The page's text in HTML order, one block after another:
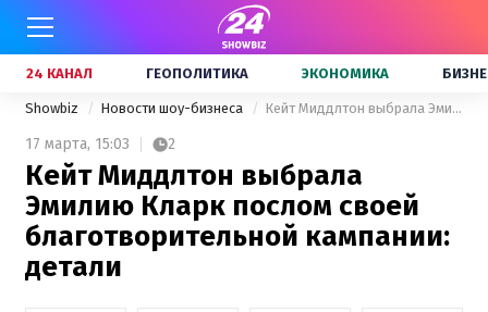
24 КАНАЛ ГЕОПОЛИТИКА ЭКОНОМИКА
Showbiz Новости шоу-бизнеса Кейт Миддлтон выбрала Эмилию Кларк послом своей благотворительной кампании: детали
17 марта, 15:03 2
Кейт Миддлтон выбрала
Эмилию Кларк послом своей
благотворительной кампании:
детали